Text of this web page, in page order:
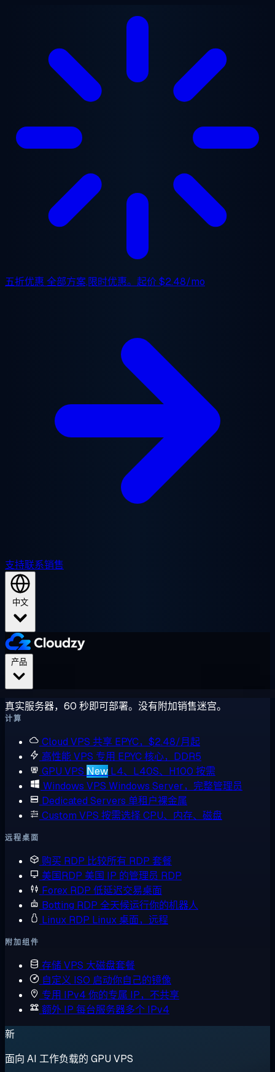
五折优惠 全部方案,限时优惠。起价$2.48/mo
支持联系销售
中文
真实服务器，60 秒即可部署。没有附加销售迷宫。
计算
Cloud VPS 共享 EPYC，$2.48/月起
高性能 VPS 专用 EPYC 核心，DDR5
GPU VPS New L4、L40S、H100 按需
Windows VPS Windows Server，完整管理员
Dedicated Servers 单租户裸金属
Custom VPS 按需选择 CPU、内存、磁盘
远程桌面
购买 RDP 比较所有 RDP 套餐
美国RDP 美国 IP 的管理员 RDP
Forex RDP 低延迟交易桌面
Botting RDP 全天候运行你的机器人
Linux RDP Linux 桌面，远程
附加组件
存储 VPS 大磁盘套餐
自定义 ISO 启动你自己的镜像
专用 IPv4 你的专属 IP，不共享
额外 IP 每台服务器多个 IPv4
新
面向 AI 工作负载的 GPU VPS